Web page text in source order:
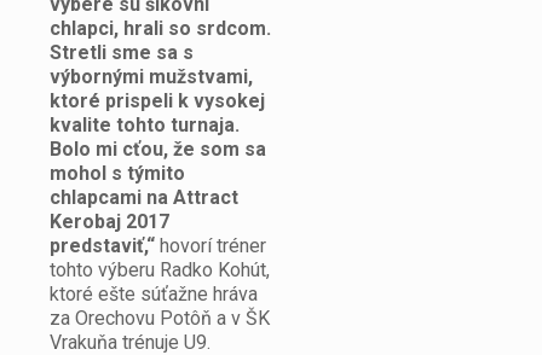
chlapci, hrali so srdcom.
Stretli sme sa s
výbornými mužstvami,
ktoré prispeli k vysokej
kvalite tohto turnaja.
Bolo mi cťou, že som sa
mohol s týmito
chlapcami na Attract
Kerobaj 2017
predstaviť,“ hovorí tréner
tohto výberu Radko Kohút,
ktoré ešte súťažne hráva
za Orechovu Potôň a v ŠK
Vrakuňa trénuje U9.